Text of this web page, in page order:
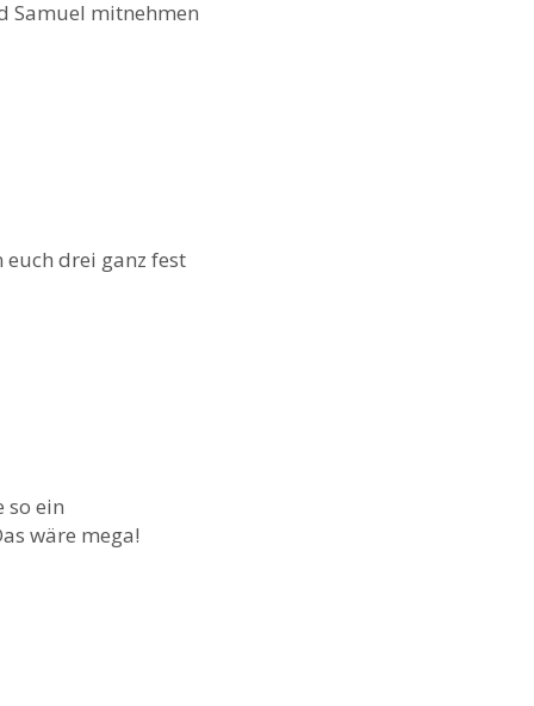
Samuel mitnehmen
drei ganz fest
so ein
wäre mega!